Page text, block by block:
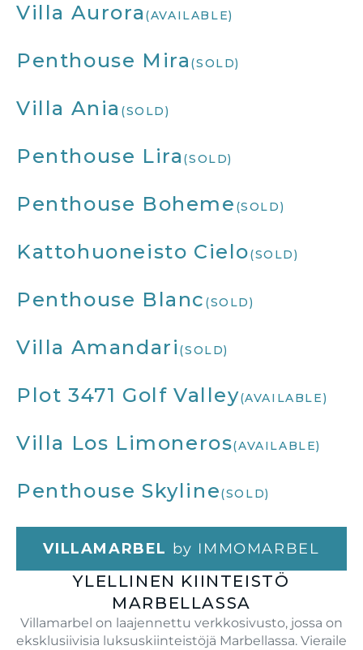
Villa Aurora (AVAILABLE)
Penthouse Mira (SOLD)
Villa Ania (SOLD)
Penthouse Lira (SOLD)
Penthouse Boheme (SOLD)
Kattohuoneisto Cielo(SOLD)
Penthouse Blanc (SOLD)
Villa Amandari (SOLD)
Plot 3471 Golf Valley(AVAILABLE)
Villa Los Limoneros(AVAILABLE)
Penthouse Skyline(SOLD)
VILLAMARBEL by IMMOMARBEL
YLELLINEN KIINTEISTÖ
MARBELLASSA
Villamarbel on laajennettu verkkosivusto, jossa on
eksklusiivisia luksuskiinteistöjä Marbellassa. Vieraile